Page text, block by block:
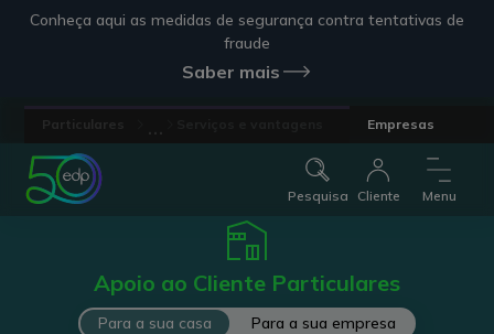
Conheça aqui as medidas de segurança contra tentativas de
fraude
Saber mais
Empresas
Pesquisa Cliente Menu
Apoio ao Cliente Particulares
Para a sua casa Para a sua empresa